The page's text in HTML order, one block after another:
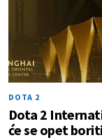
DOTA 2
Dota 2
će se opet